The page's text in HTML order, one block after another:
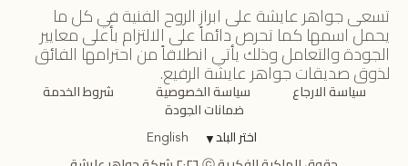
تسعى جواهر عايشة على ابراز الروح الفنية في كل ما
يحمل اسمها كما تحرص دائماً على الالتزام بأعلى معايير
الجودة والتعامل وذلك يأتي انطلاقاً من احترامها الفائق
لذوق صديقات جواهر عايشة الرفيع.
سياسة الارجاع سياسة الخصوصية شروط الخدمة
ضمانات الجودة
اختر البلد▼
English